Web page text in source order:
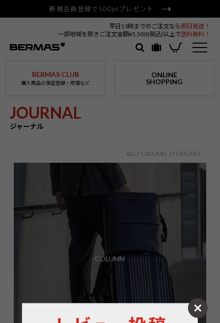
新規会員登録で500ptプレゼント
平日13時までのご注文なら 即日発送！
一部地域を除きご注文金額¥5,500(税込)以上で送料無料！
BERMAS CLUB
購入商品の保証登録・修理など
ONLINE
SHOPPING
JOURNAL
ジャーナル
ALL COLUMN FEATURES
COLUMN